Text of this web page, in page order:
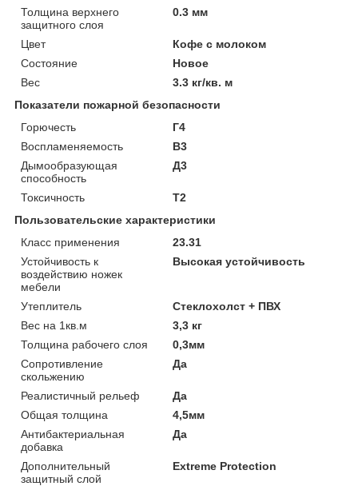
Толщина верхнего
защитного слоя
0.3 мм
Цвет
Кофе с молоком
Состояние
Новое
Вес
3.3 кг/кв. м
Показатели пожарной безопасности
Горючесть
Г4
Воспламеняемость
В3
Дымообразующая
способность
Д3
Токсичность
Т2
Пользовательские характеристики
Класс применения
23.31
Устойчивость к
воздействию ножек
мебели
Высокая устойчивость
Утеплитель
Стеклохолст + ПВХ
Вес на 1кв.м
3,3 кг
Толщина рабочего слоя
0,3мм
Сопротивление
скольжению
Да
Реалистичный рельеф
Да
Общая толщина
4,5мм
Антибактериальная
добавка
Да
Дополнительный
защитный слой
Extreme Protection